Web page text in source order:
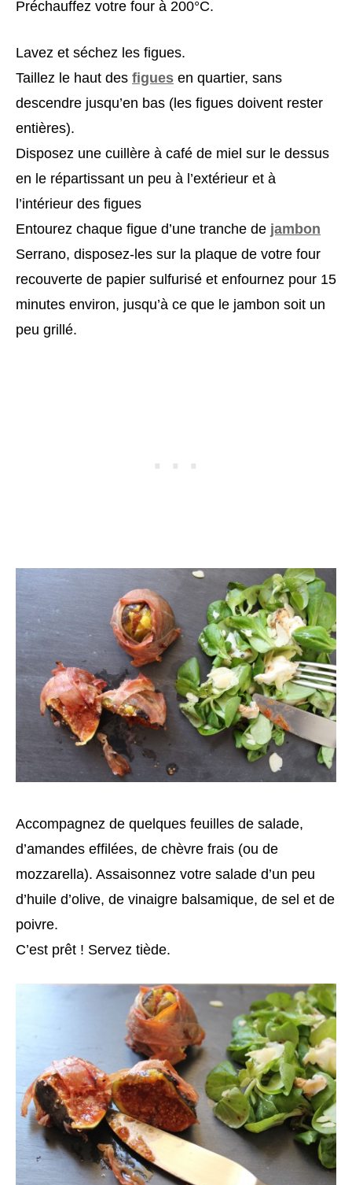
Préchauffez votre four à 200°C.
Lavez et séchez les figues.
Taillez le haut des figues en quartier, sans
descendre jusqu’en bas (les figues doivent rester
entières).
Disposez une cuillère à café de miel sur le dessus
en le répartissant un peu à l’extérieur et à
l’intérieur des figues
Entourez chaque figue d’une tranche de jambon
Serrano, disposez-les sur la plaque de votre four
recouverte de papier sulfurisé et enfournez pour 15
minutes environ, jusqu’à ce que le jambon soit un
peu grillé.
Accompagnez de quelques feuilles de salade,
d’amandes effilées, de chèvre frais (ou de
mozzarella). Assaisonnez votre salade d’un peu
d’huile d’olive, de vinaigre balsamique, de sel et de
poivre.
C’est prêt ! Servez tiède.